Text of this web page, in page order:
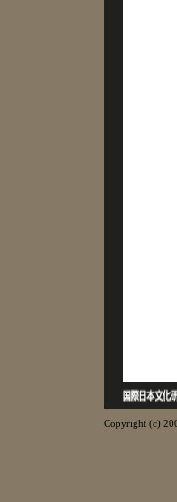
Copyright (c)